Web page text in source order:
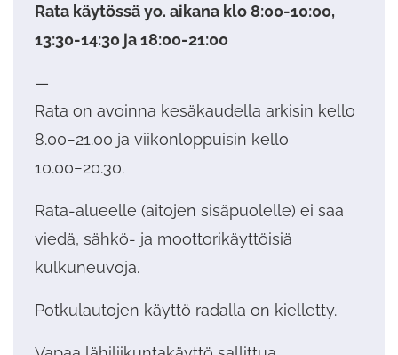
Rata käytössä yo. aikana klo 8:00-10:00,
13:30-14:30 ja 18:00-21:00
—
Rata on avoinna kesäkaudella arkisin kello
8.00−21.00 ja viikonloppuisin kello
10.00−20.30.
Rata-alueelle (aitojen sisäpuolelle) ei saa
viedä, sähkö- ja moottorikäyttöisiä
kulkuneuvoja.
Potkulautojen käyttö radalla on kielletty.